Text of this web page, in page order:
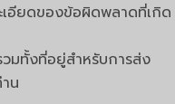
เอียดของข้อผิดพลาดที่เกิด
วมทั้งที่อยู่สำหรับการส่ง
น